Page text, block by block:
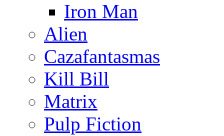
Iron Man
Alien
Cazafantasmas
Kill Bill
Matrix
Pulp Fiction